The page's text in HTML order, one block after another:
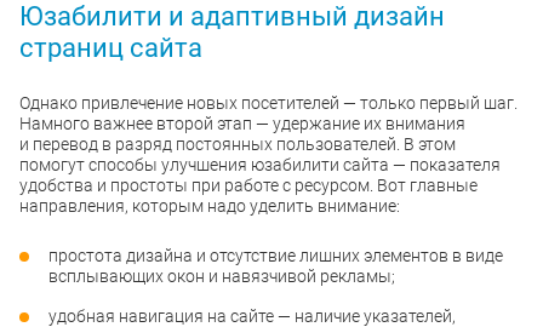
Юзабилити и адаптивный дизайн
страниц сайта
Однако привлечение новых посетителей — только первый шаг.
Намного важнее второй этап — удержание их внимания
и перевод в разряд постоянных пользователей. В этом
помогут способы улучшения юзабилити сайта — показателя
удобства и простоты при работе с ресурсом. Вот главные
направления, которым надо уделить внимание:
простота дизайна и отсутствие лишних элементов в виде
всплывающих окон и навязчивой рекламы;
удобная навигация на сайте — наличие указателей,